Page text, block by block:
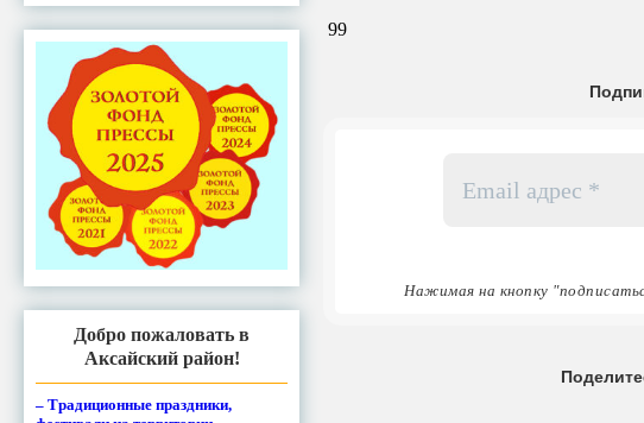
Добро пожаловать в
Аксайский район!
– Традиционные праздники,
99
адрес
Нажимая на кнопку